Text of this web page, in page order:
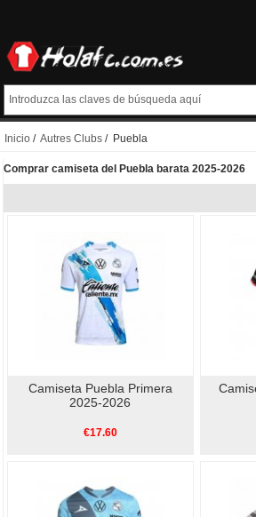
Inicio / Autres Clubs / Puebla
Comprar camiseta del Puebla barata 2025-2026
Camiseta Puebla Primera
2025-2026
€17.60